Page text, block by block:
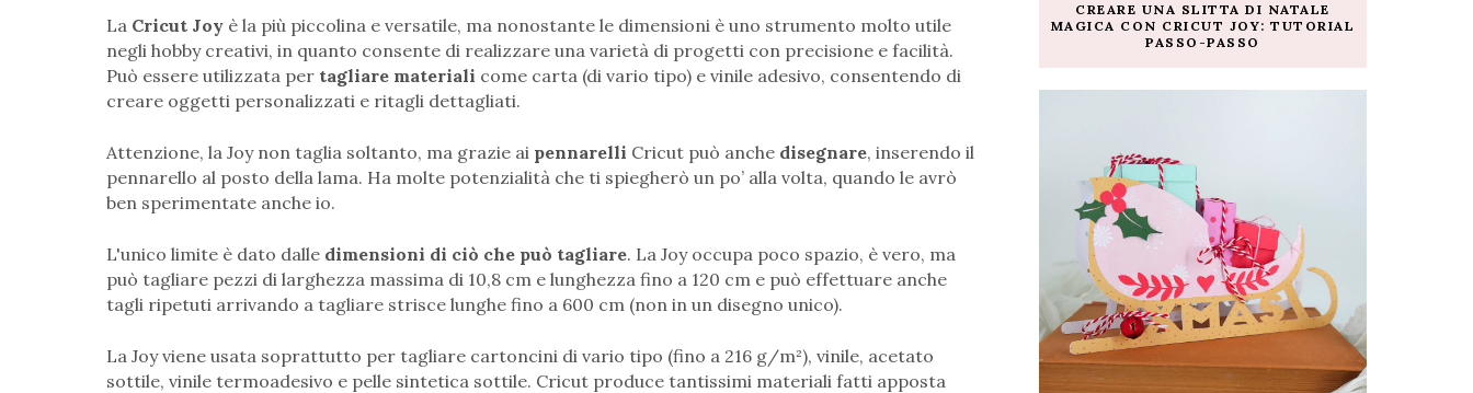
La Cricut Joy è la più piccolina e versatile, ma nonostante le dimensioni è uno strumento molto utile
negli hobby creativi, in quanto consente di realizzare una varietà di progetti con precisione e facilità.
Può essere utilizzata per tagliare materiali come carta (di vario tipo) e vinile adesivo, consentendo di
creare oggetti personalizzati e ritagli dettagliati.
Attenzione, la Joy non taglia soltanto, ma grazie ai pennarelli Cricut può anche disegnare, inserendo il
pennarello al posto della lama. Ha molte potenzialità che ti spiegherò un po’ alla volta, quando le avrò
ben sperimentate anche io.
L'unico limite è dato dalle dimensioni di ciò che può tagliare. La Joy occupa poco spazio, è vero, ma
può tagliare pezzi di larghezza massima di 10,8 cm e lunghezza fino a 120 cm e può effettuare anche
tagli ripetuti arrivando a tagliare strisce lunghe fino a 600 cm (non in un disegno unico).
La Joy viene usata soprattutto per tagliare cartoncini di vario tipo (fino a 216 g/m²), vinile, acetato
sottile, vinile termoadesivo e pelle sintetica sottile. Cricut produce tantissimi materiali fatti apposta
CREARE UNA SLITTA DI NATALE
MAGICA CON CRICUT JOY: TUTORIAL
PASSO-PASSO